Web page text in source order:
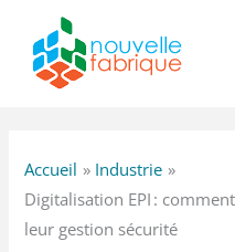
contenu
Accueil
Industrie
Digitalisation EPI :
leur gestion sécurité